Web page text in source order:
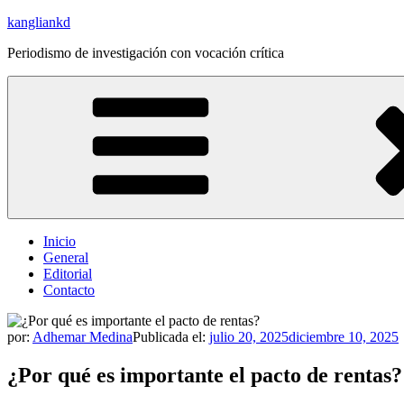
Saltar
contenido
kangliankd
Periodismo de investigación con vocación crítica
Inicio
General
Editorial
Contacto
por: Adhemar MedinaPublicada el: julio 20, 2025diciembre 10, 2025
¿Por qué es importante el pacto de rentas?